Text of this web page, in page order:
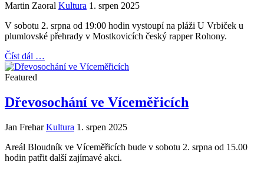
Martin Zaoral Kultura 1. srpen 2025
V sobotu 2. srpna od 19:00 hodin vystoupí na pláži U Vrbiček u
plumlovské přehrady v Mostkovicích český rapper Rohony.
Číst dál …
Featured
Dřevosochání ve Víceměřicích
Jan Frehar Kultura 1. srpen 2025
Areál Bloudník ve Víceměřicích bude v sobotu 2. srpna od 15.00
hodin patřit další zajímavé akci.